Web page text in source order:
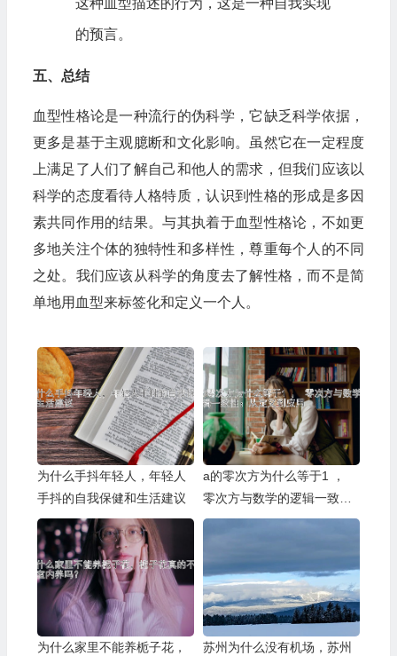
这种血型描述的行为，这是一种自我实现
的预言。
五、总结
血型性格论是一种流行的伪科学，它缺乏科学依据，
更多是基于主观臆断和文化影响。虽然它在一定程度
上满足了人们了解自己和他人的需求，但我们应该以
科学的态度看待人格特质，认识到性格的形成是多因
素共同作用的结果。与其执着于血型性格论，不如更
多地关注个体的独特性和多样性，尊重每个人的不同
之处。我们应该从科学的角度去了解性格，而不是简
单地用血型来标签化和定义一个人。
为什么手抖年轻人，年轻人
手抖的自我保健和生活建议
a的零次方为什么等于1 ，
零次方与数学的逻辑一致
性：从定义到应用
为什么家里不能养栀子花，
苏州为什么没有机场，苏州